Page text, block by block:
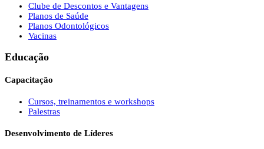
Clube de Descontos e Vantagens
Planos de Saúde
Planos Odontológicos
Vacinas
Educação
Capacitação
Cursos, treinamentos e workshops
Palestras
Desenvolvimento de Líderes